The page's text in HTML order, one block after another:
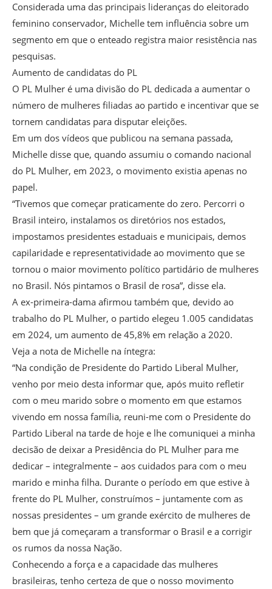
Considerada uma das principais lideranças do eleitorado
feminino conservador, Michelle tem influência sobre um
segmento em que o enteado registra maior resistência nas
pesquisas.
Aumento de candidatas do PL
O PL Mulher é uma divisão do PL dedicada a aumentar o
número de mulheres filiadas ao partido e incentivar que se
tornem candidatas para disputar eleições.
Em um dos vídeos que publicou na semana passada,
Michelle disse que, quando assumiu o comando nacional
do PL Mulher, em 2023, o movimento existia apenas no
papel.
“Tivemos que começar praticamente do zero. Percorri o
Brasil inteiro, instalamos os diretórios nos estados,
impostamos presidentes estaduais e municipais, demos
capilaridade e representatividade ao movimento que se
tornou o maior movimento político partidário de mulheres
no Brasil. Nós pintamos o Brasil de rosa”, disse ela.
A ex-primeira-dama afirmou também que, devido ao
trabalho do PL Mulher, o partido elegeu 1.005 candidatas
em 2024, um aumento de 45,8% em relação a 2020.
Veja a nota de Michelle na íntegra:
“Na condição de Presidente do Partido Liberal Mulher,
venho por meio desta informar que, após muito refletir
com o meu marido sobre o momento em que estamos
vivendo em nossa família, reuni-me com o Presidente do
Partido Liberal na tarde de hoje e lhe comuniquei a minha
decisão de deixar a Presidência do PL Mulher para me
dedicar – integralmente – aos cuidados para com o meu
marido e minha filha. Durante o período em que estive à
frente do PL Mulher, construímos – juntamente com as
nossas presidentes – um grande exército de mulheres de
bem que já começaram a transformar o Brasil e a corrigir
os rumos da nossa Nação.
Conhecendo a força e a capacidade das mulheres
brasileiras, tenho certeza de que o nosso movimento